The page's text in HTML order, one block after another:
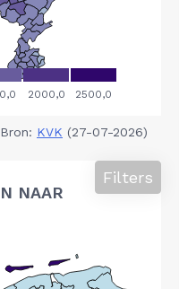
Bron: KVK (27-07-2026)
NAAR
Filters